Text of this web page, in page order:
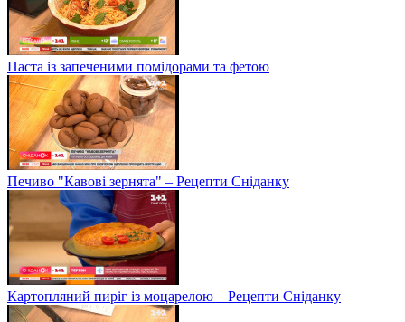
Паста із запеченими помідорами та фетою
Печиво "Кавові зернята" – Рецепти Сніданку
Картопляний пиріг із моцарелою – Рецепти Сніданку